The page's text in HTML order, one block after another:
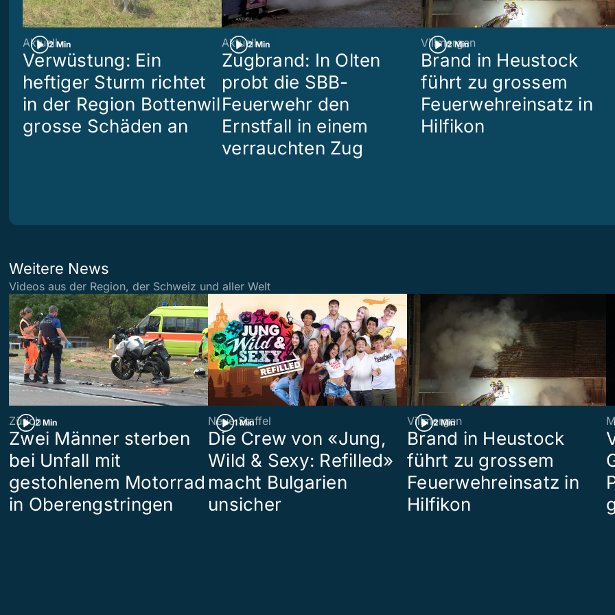
2 Min
Aktuell
Verwüstung: Ein
heftiger Sturm richtet
in der Region Bottenwil
grosse Schäden an
2 Min
Aktuell
Zugbrand: In Olten
probt die SBB-
Feuerwehr den
Ernstfall in einem
verrauchten Zug
2 Min
Villmergen
Brand in Heustock
führt zu grossem
Feuerwehreinsatz in
Hilfikon
Weitere News
Videos aus der Region, der Schweiz und aller Welt
2 Min
Zürich
Zwei Männer sterben
bei Unfall mit
gestohlenem Motorrad
in Oberengstringen
1 Min
Neue Staffel
Die Crew von «Jung,
Wild & Sexy: Refilled»
macht Bulgarien
unsicher
2 Min
Villmergen
Brand in Heustock
führt zu grossem
Feuerwehreinsatz in
Hilfikon